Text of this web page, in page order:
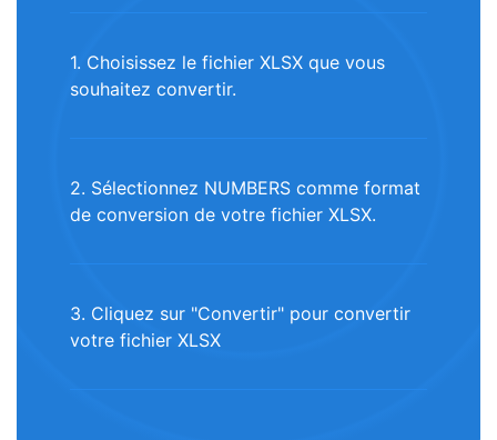
1. Choisissez le fichier XLSX que vous
souhaitez convertir.
2. Sélectionnez NUMBERS comme format
de conversion de votre fichier XLSX.
3. Cliquez sur "Convertir" pour convertir
votre fichier XLSX